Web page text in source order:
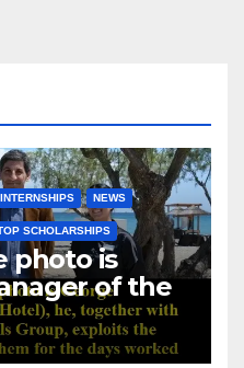
NEWS
SCHOLARSHIPS
photo is
of the
together
the Koullias